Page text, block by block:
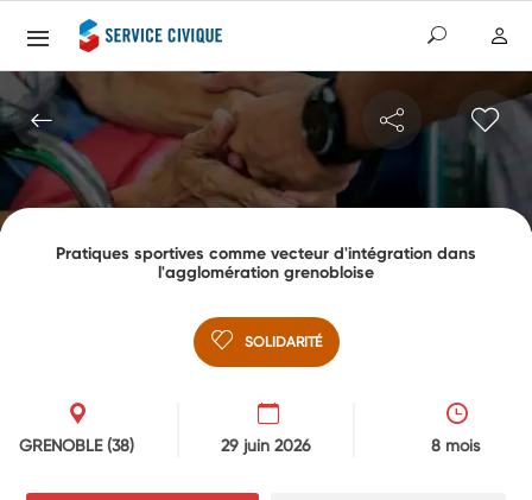
Pratiques sportives comme vecteur d'intégration dans
l'agglomération grenobloise
SOLIDARITÉ
GRENOBLE(38) 29 juin 2026 8 mois